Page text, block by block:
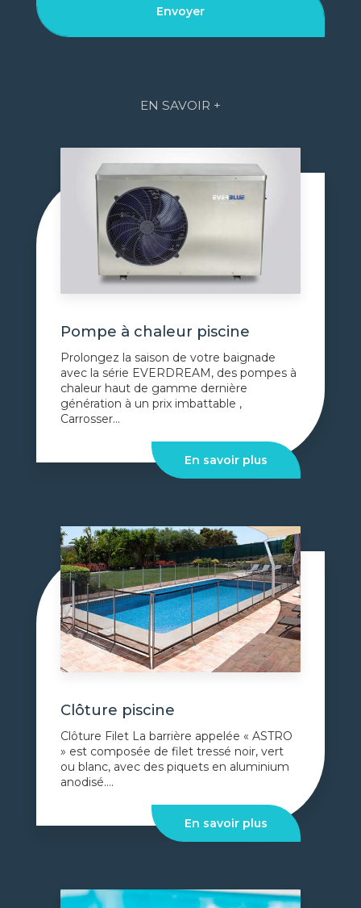
EN SAVOIR +
Pompe à chaleur piscine
Prolongez la saison de votre baignade
avec la série EVERDREAM, des pompes à
chaleur haut de gamme dernière
génération à un prix imbattable ,
Carrosser...
En savoir plus
Clôture piscine
Clôture Filet La barrière appelée « ASTRO
» est composée de filet tressé noir, vert
ou blanc, avec des piquets en aluminium
anodisé....
En savoir plus